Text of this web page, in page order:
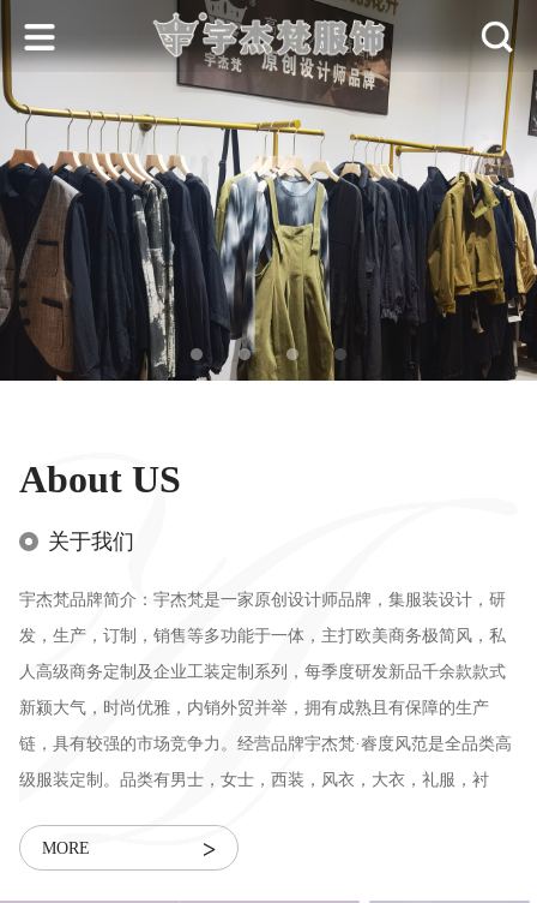
About US
关于我们
宇杰梵品牌简介：宇杰梵是一家原创设计师品牌，集服装设计，研
发，生产，订制，销售等多功能于一体，主打欧美商务极简风，私
人高级商务定制及企业工装定制系列，每季度研发新品千余款款式
新颍大气，时尚优雅，内销外贸并举，拥有成熟且有保障的生产
链，具有较强的市场竞争力。经营品牌宇杰梵·睿度风范是全品类高
级服装定制。品类有男士，女士，西装，风衣，大衣，礼服，衬
户对品质的要求。品牌特色创始人以经典极简色彩和五行理念带领
MORE >